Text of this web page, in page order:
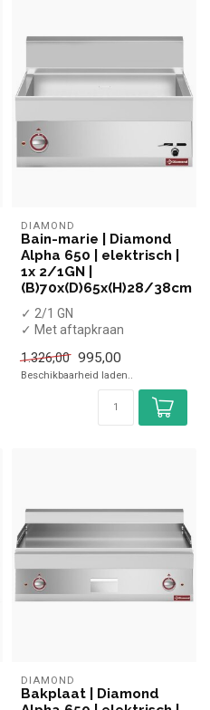
DIAMOND
Bain-marie | Diamond
Alpha 650 | elektrisch |
1x 2/1GN |
(B)70x(D)65x(H)28/38cm
✓ 2/1 GN
✓ Met aftapkraan
✓ 3 kW
✓ 400 Volt
1.326,00 995,00
Beschikbaarheid laden..
DIAMOND
Bakplaat | Diamond